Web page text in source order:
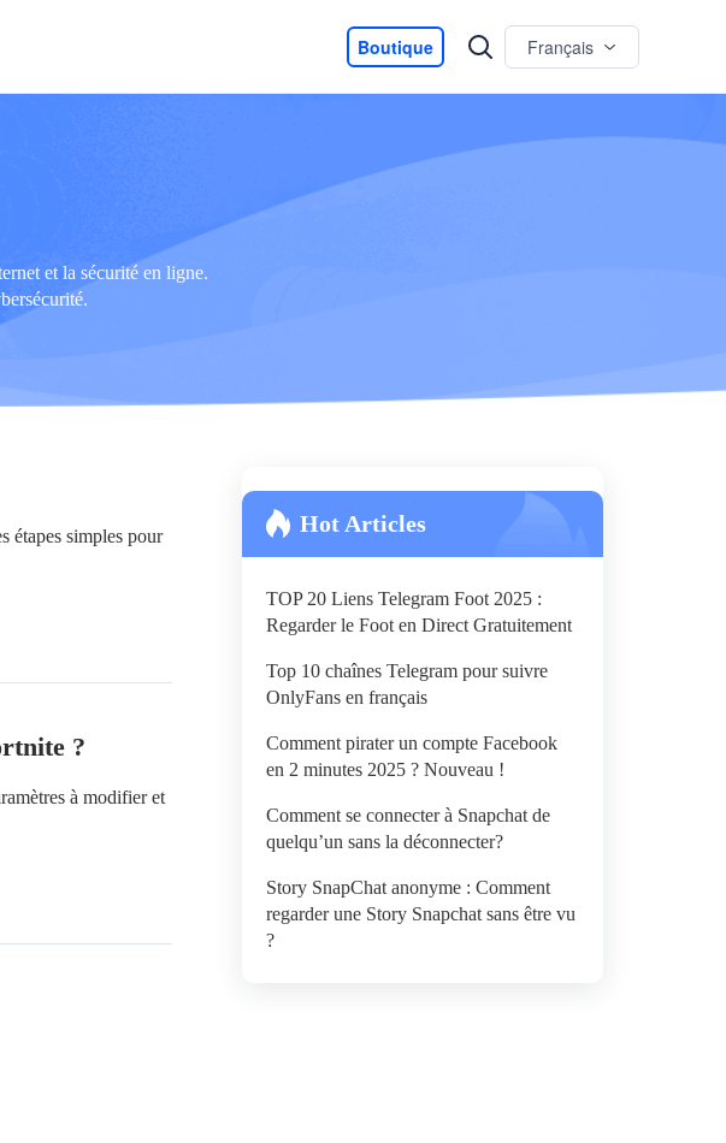
Boutique Français
et la sécurité en ligne.
étapes simples pour
?
à modifier et
Hot Articles
TOP 20 Liens Telegram Foot 2025 :
Regarder le Foot en Direct Gratuitement
Top 10 chaînes Telegram pour suivre
OnlyFans en français
Comment pirater un compte Facebook
en 2 minutes 2025 ? Nouveau !
Comment se connecter à Snapchat de
quelqu’un sans la déconnecter?
Story SnapChat anonyme : Comment
regarder une Story Snapchat sans être vu
?